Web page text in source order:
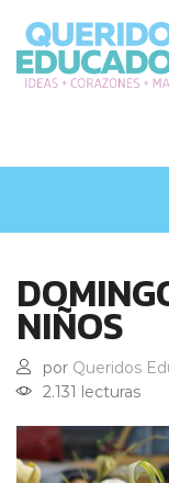
NIÑOS
por Queridos
2.131 lecturas